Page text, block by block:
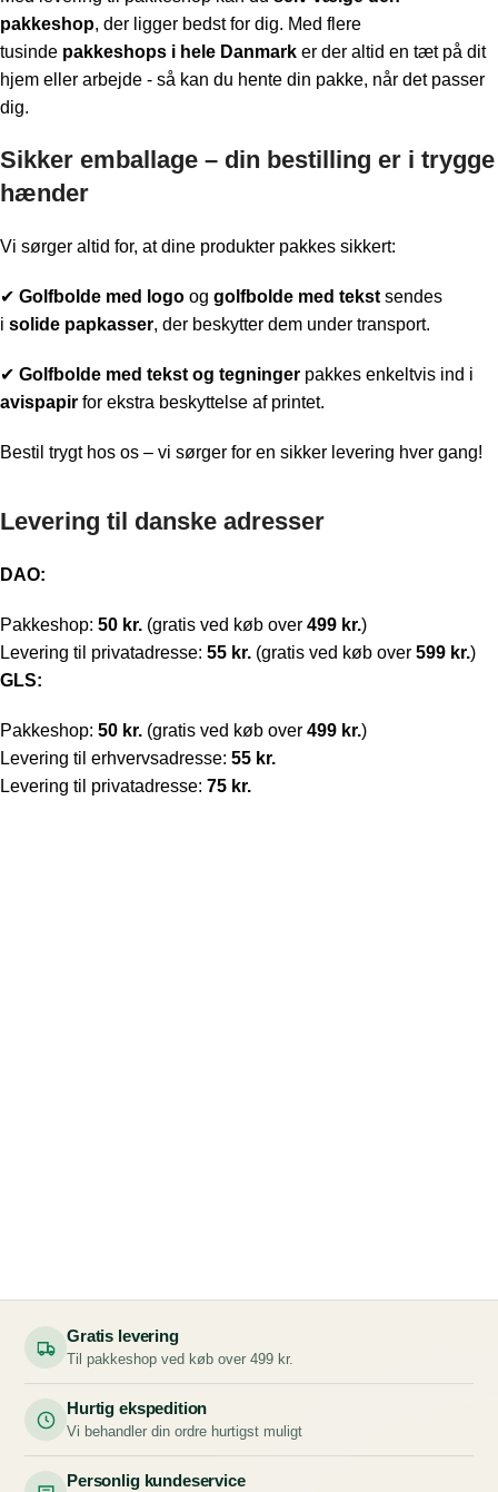
pakkeshop, der ligger bedst for dig. Med flere
tusinde pakkeshops i hele Danmark er der altid en tæt på dit
hjem eller arbejde - så kan du hente din pakke, når det passer
dig.
Sikker emballage – din bestilling er i trygge
hænder
Vi sørger altid for, at dine produkter pakkes sikkert:
✔ Golfbolde med logo og golfbolde med tekst sendes
i solide papkasser, der beskytter dem under transport.
✔ Golfbolde med tekst og tegninger pakkes enkeltvis ind i
avispapir for ekstra beskyttelse af printet.
Bestil trygt hos os – vi sørger for en sikker levering hver gang!
Levering til danske adresser
DAO:
Pakkeshop: 50 kr. (gratis ved køb over 499 kr.)
Levering til privatadresse: 55 kr. (gratis ved køb over 599 kr.)
GLS:
Pakkeshop: 50 kr. (gratis ved køb over 499 kr.)
Levering til erhvervsadresse: 55 kr.
Levering til privatadresse: 75 kr.
Gratis levering
Til pakkeshop ved køb over 499 kr.
Hurtig ekspedition
Vi behandler din ordre hurtigst muligt
Personlig kundeservice